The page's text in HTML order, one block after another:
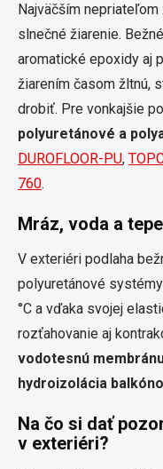
Najväčším
slnečné žiarenie.
aromatické epoxidy aj
žiarením časom žltnú,
drobiť. Pre vonkajšie
polyuretánové a
DUROFLOOR-PU,
760.
Mráz, voda a
V exteriéri podlaha
polyuretánové
°C a vďaka svojej
rozťahovanie aj
vodotesnú
hydroizolácia
Na čo si dať
v exteriéri?